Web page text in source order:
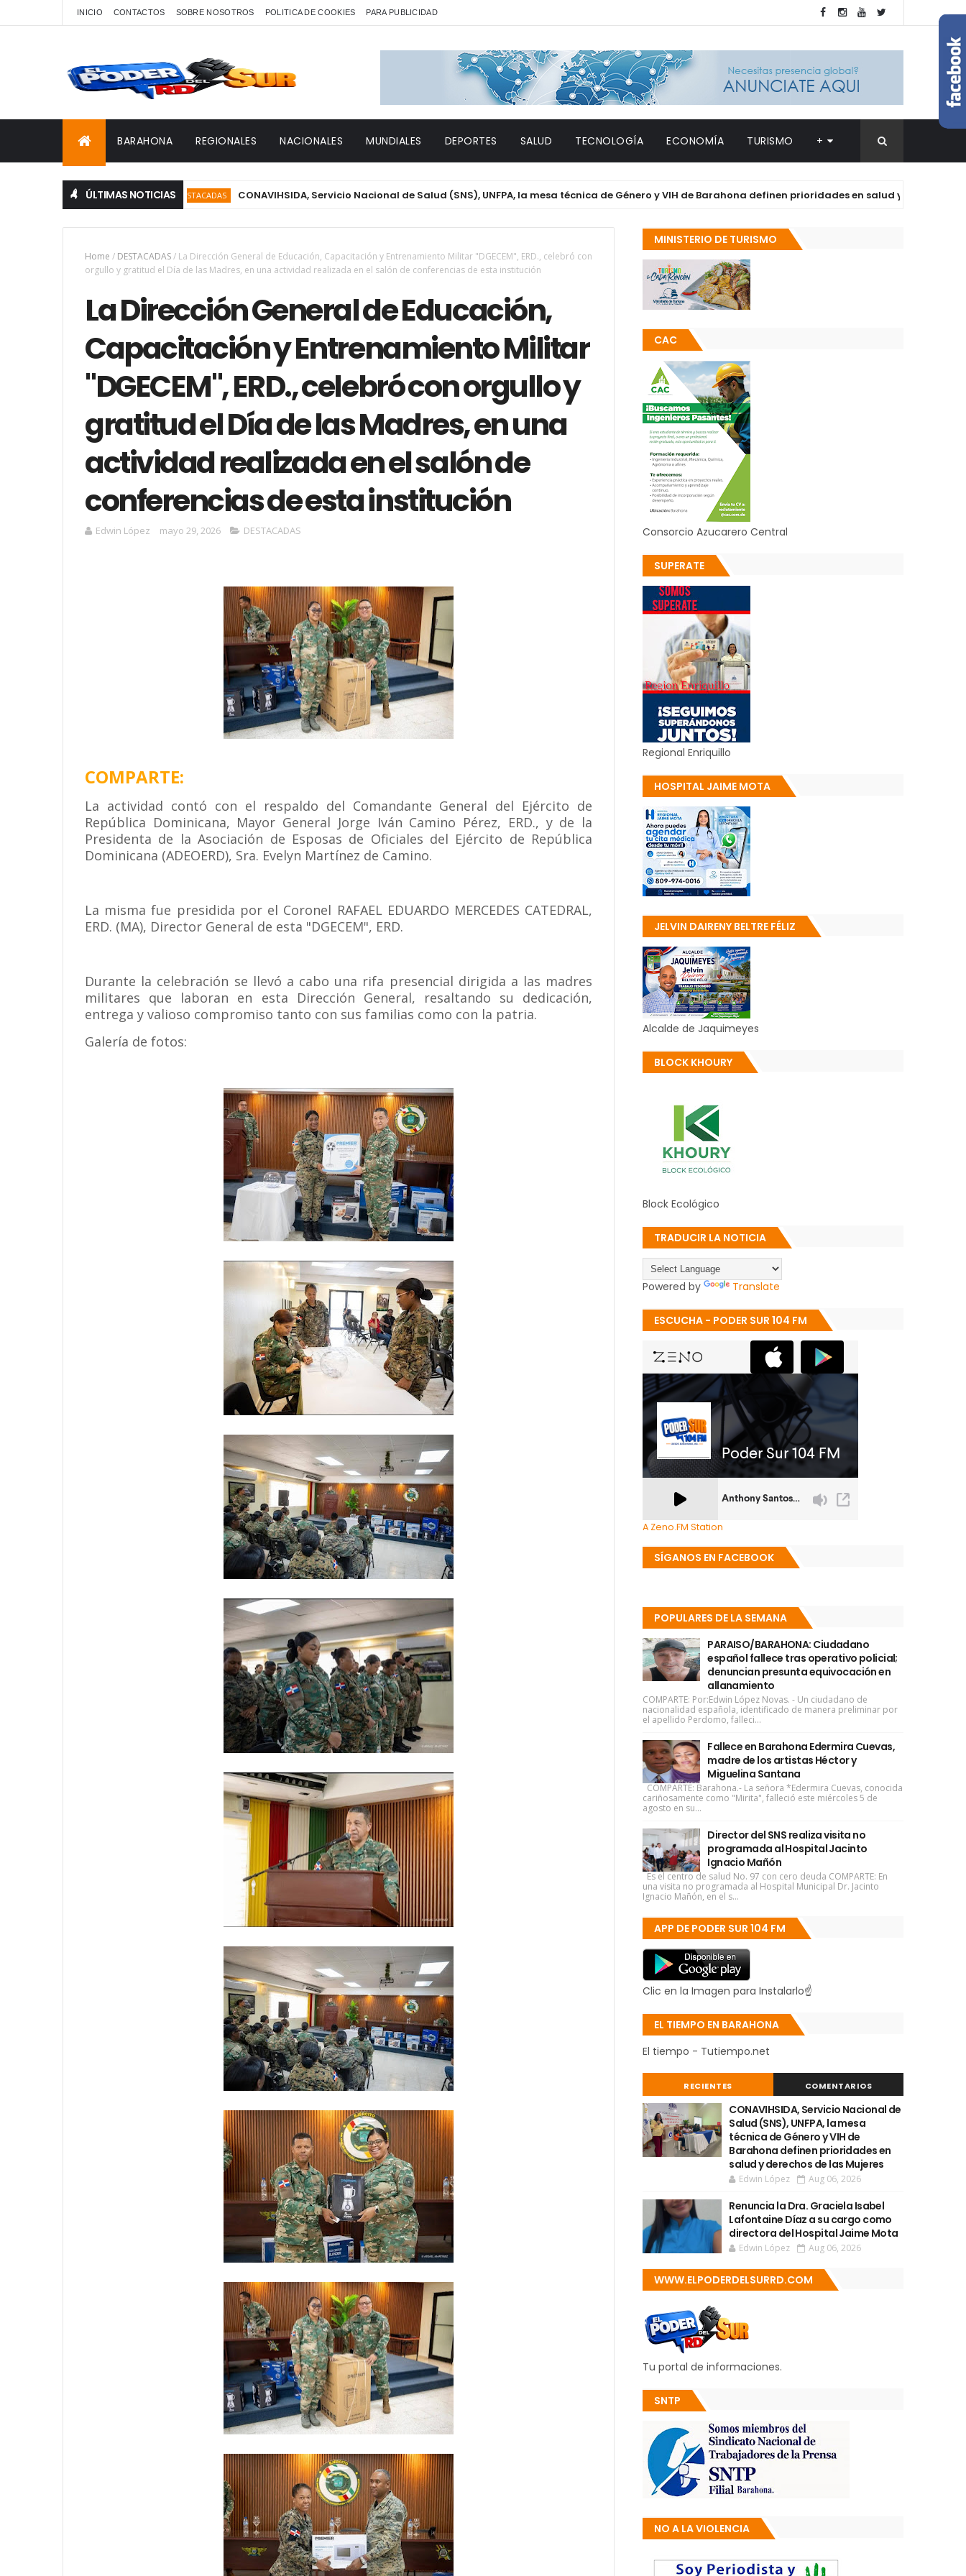
INICIO CONTACTOS SOBRE NOSOTROS POLITICA DE COOKIES PARA PUBLICIDAD
BARAHONA REGIONALES NACIONALES MUNDIALES DEPORTES SALUD TECNOLOGÍA ECONOMÍA TURISMO +
ÚLTIMAS NOTICIAS
DESTACADAS CONAVIHSIDA, Servicio Nacional de Salud (SNS), UNFPA, la mesa técnica de Género y VIH de Barahona definen prioridades en salud y derechos de las
Home / DESTACADAS/ La Dirección General de Educación, Capacitación y Entrenamiento Militar "DGECEM", ERD., celebró con
orgullo y gratitud el Día de las Madres, en una actividad realizada en el salón de conferencias de esta institución
La Dirección General de Educación,
Capacitación y Entrenamiento Militar
"DGECEM", ERD., celebró con orgullo y
gratitud el Día de las Madres, en una
actividad realizada en el salón de
conferencias de esta institución
Edwin López mayo 29, 2026 DESTACADAS
COMPARTE:
La actividad contó con el respaldo del Comandante General del Ejército de
República Dominicana, Mayor General Jorge Iván Camino Pérez, ERD., y de la
Presidenta de la Asociación de Esposas de Oficiales del Ejército de República
Dominicana (ADEOERD), Sra. Evelyn Martínez de Camino.
La misma fue presidida por el Coronel RAFAEL EDUARDO MERCEDES CATEDRAL,
ERD. (MA), Director General de esta "DGECEM", ERD.
Durante la celebración se llevó a cabo una rifa presencial dirigida a las madres
militares que laboran en esta Dirección General, resaltando su dedicación,
entrega y valioso compromiso tanto con sus familias como con la patria.
Galería de fotos:
MINISTERIO DE TURISMO
CAC
Consorcio Azucarero Central
SUPERATE
Regional Enriquillo
HOSPITAL JAIME MOTA
JELVIN DAIRENY BELTRE FÉLIZ
Alcalde de Jaquimeyes
BLOCK KHOURY
Block Ecológico
TRADUCIR LA NOTICIA
Powered by Translate
ESCUCHA - PODER SUR 104 FM
A Zeno.FM Station
SÍGANOS EN FACEBOOK
POPULARES DE LA SEMANA
PARAISO/BARAHONA: Ciudadano
español fallece tras operativo policial;
denuncian presunta equivocación en
allanamiento
COMPARTE: Por:Edwin López Novas. - Un ciudadano de
nacionalidad española, identificado de manera preliminar por
el apellido Perdomo, falleci...
Fallece en Barahona Edermira Cuevas,
madre de los artistas Héctor y
Miguelina Santana
COMPARTE: Barahona.- La señora *Edermira Cuevas, conocida
cariñosamente como "Mirita", falleció este miércoles 5 de
agosto en su...
Director del SNS realiza visita no
programada al Hospital Jacinto
Ignacio Mañón
Es el centro de salud No. 97 con cero deuda COMPARTE: En
una visita no programada al Hospital Municipal Dr. Jacinto
Ignacio Mañón, en el s...
APP DE PODER SUR 104 FM
Clic en la Imagen para Instalarlo☝
EL TIEMPO EN BARAHONA
El tiempo - Tutiempo.net
RECIENTES COMENTARIOS
CONAVIHSIDA, Servicio Nacional de
Salud (SNS), UNFPA, la mesa
técnica de Género y VIH de
Barahona definen prioridades en
salud y derechos de las Mujeres
Edwin López Aug 06, 2026
Renuncia la Dra. Graciela Isabel
Lafontaine Díaz a su cargo como
directora del Hospital Jaime Mota
Edwin López Aug 06, 2026
WWW.ELPODERDELSURRD.COM
Tu portal de informaciones.
SNTP
NO A LA VIOLENCIA